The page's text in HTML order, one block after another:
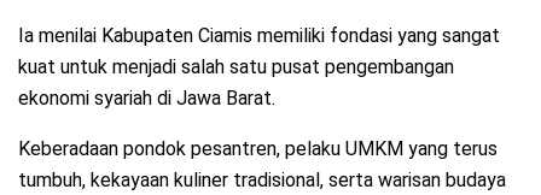
Ia menilai Kabupaten Ciamis memiliki fondasi yang sangat
kuat untuk menjadi salah satu pusat pengembangan
ekonomi syariah di Jawa Barat.
Keberadaan pondok pesantren, pelaku UMKM yang terus
tumbuh, kekayaan kuliner tradisional, serta warisan budaya